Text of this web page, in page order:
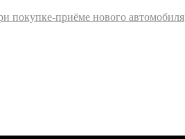
покупке-приёме нового автомобиля